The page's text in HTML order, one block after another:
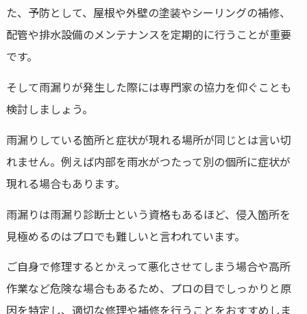
た、予防として、屋根や外壁の塗装やシーリングの補修、
配管や排水設備のメンテナンスを定期的に行うことが重要
です。
そして雨漏りが発生した際には専門家の協力を仰ぐことも
検討しましょう。
雨漏りしている箇所と症状が現れる場所が同じとは言い切
れません。例えば内部を雨水がつたって別の個所に症状が
現れる場合もあります。
雨漏りは雨漏り診断士という資格もあるほど、侵入箇所を
見極めるのはプロでも難しいと言われています。
ご自身で修理するとかえって悪化させてしまう場合や高所
作業など危険な場合もあるため、プロの目でしっかりと原
因を特定し、適切な修理や補修を行うことをおすすめしま